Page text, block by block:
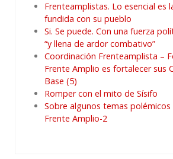
Frenteamplistas. Lo esencial es
fundida con su pueblo
Si. Se puede. Con una fuerza
“y llena de ardor combativo”
Coordinación Frenteamplista –
Frente Amplio es fortalecer sus
Base (5)
Romper con el mito de Sísifo
Sobre algunos temas
Frente Amplio-2